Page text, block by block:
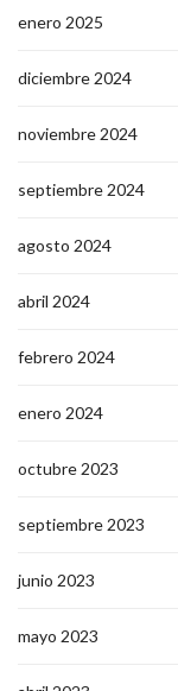
enero 2025
diciembre 2024
noviembre 2024
septiembre 2024
agosto 2024
abril 2024
febrero 2024
enero 2024
octubre 2023
septiembre 2023
junio 2023
mayo 2023